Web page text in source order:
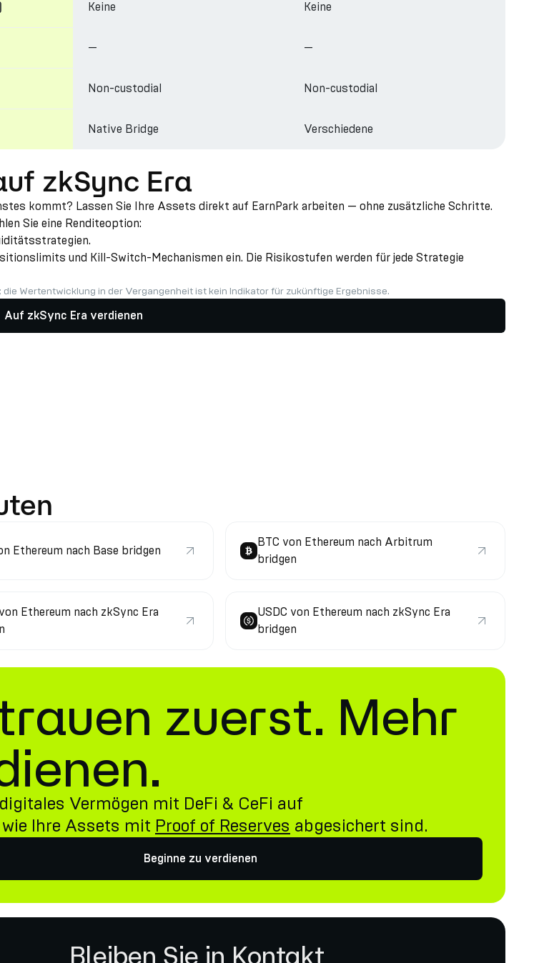
Keine Keine
— —
Non-custodial Non-custodial
Native Bridge Verschiedene
zkSync Era
kommt? Lassen Sie Ihre Assets direkt auf EarnPark arbeiten — ohne zusätzliche Schritte.
Sie eine Renditeoption:
und Kill-Switch-Mechanismen ein. Die Risikostufen werden für jede Strategie
Wertentwicklung in der Vergangenheit ist kein Indikator für zukünftige Ergebnisse.
Auf zkSync Era verdienen
Ethereum nach Base bridgen
BTC von Ethereum nach Arbitrum
bridgen
Ethereum nach zkSync Era
USDC von Ethereum nach zkSync Era
bridgen
zuerst. Mehr
Vermögen mit DeFi & CeFi auf
wie Ihre Assets mit Proof of Reserves abgesichert sind.
Beginne zu verdienen
Bleiben Sie in Kontakt